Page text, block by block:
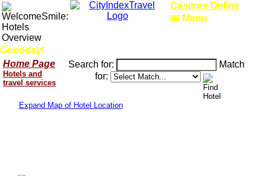
Goodday!
Casinos Online
Home Page
Hotels and
travel services
Search for:
Match
for:
Expand Map of Hotel Location
Menu